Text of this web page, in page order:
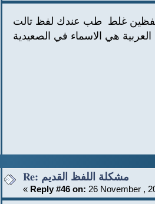
غلط طب عندك لفظ تالت
هي الاسماء في الصعيدية
Re: مشكلة اللفظ القديم
« Reply #46 on: 26 November ,